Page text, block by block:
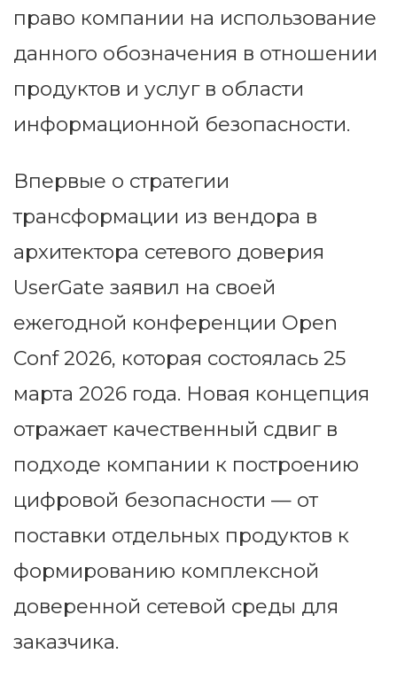
право компании на использование
данного обозначения в отношении
продуктов и услуг в области
информационной безопасности.
Впервые о стратегии
трансформации из вендора в
архитектора сетевого доверия
UserGate заявил на своей
ежегодной конференции Open
Conf 2026, которая состоялась 25
марта 2026 года. Новая концепция
отражает качественный сдвиг в
подходе компании к построению
цифровой безопасности — от
поставки отдельных продуктов к
формированию комплексной
доверенной сетевой среды для
заказчика.